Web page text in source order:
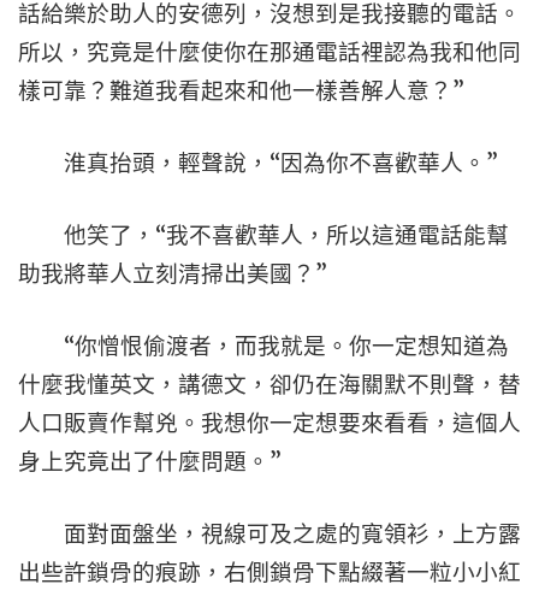
話給樂於助人的安德列，沒想到是我接聽的電話。
所以，究竟是什麼使你在那通電話裡認為我和他同
樣可靠？難道我看起來和他一樣善解人意？”
淮真抬頭，輕聲說，“因為你不喜歡華人。”
他笑了，“我不喜歡華人，所以這通電話能幫
助我將華人立刻清掃出美國？”
“你憎恨偷渡者，而我就是。你一定想知道為
什麼我懂英文，講德文，卻仍在海關默不則聲，替
人口販賣作幫兇。我想你一定想要來看看，這個人
身上究竟出了什麼問題。”
面對面盤坐，視線可及之處的寬領衫，上方露
出些許鎖骨的痕跡，右側鎖骨下點綴著一粒小小紅